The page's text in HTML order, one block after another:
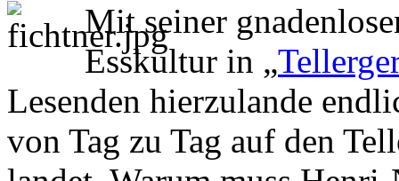
Mit seiner
Esskultur in „
Lesenden hierzulande
von Tag zu Tag auf den